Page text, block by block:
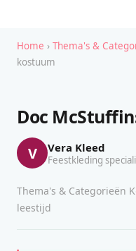
Home › Thema's &
kostuum
Doc
V Vera Kleed
Feestkleding
Thema's & Categorieën
leestijd